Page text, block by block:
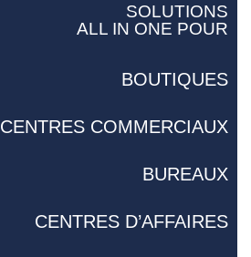
SOLUTIONS
ALL IN ONE POUR
BOUTIQUES
CENTRES COMMERCIAUX
BUREAUX
CENTRES D’AFFAIRES